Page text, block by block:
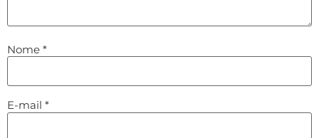
Nome *
E-mail *